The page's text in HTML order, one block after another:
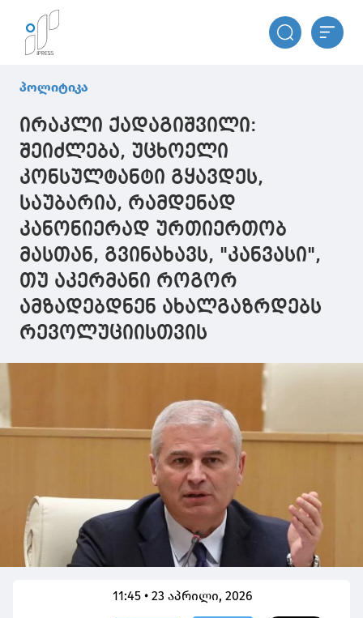
პოლიტიკა
ირაკლი ქადაგიშვილი:
შეიძლება, უცხოელი
კონსულტანტი გყავდეს,
საუბარია, რამდენად
კანონიერად ურთიერთობ
მასთან, გვინახავს, "კანვასი",
თუ აკერმანი როგორ
ამზადებდნენ ახალგაზრდებს
რევოლუციისთვის
11:45 • 23 აპრილი, 2026